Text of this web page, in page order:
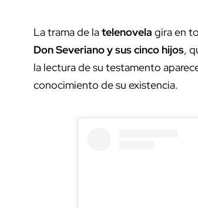
La trama de latelenovela gira en
Don Severiano y sus cinco hijos,
la lectura de su testamento
conocimiento de su existencia.